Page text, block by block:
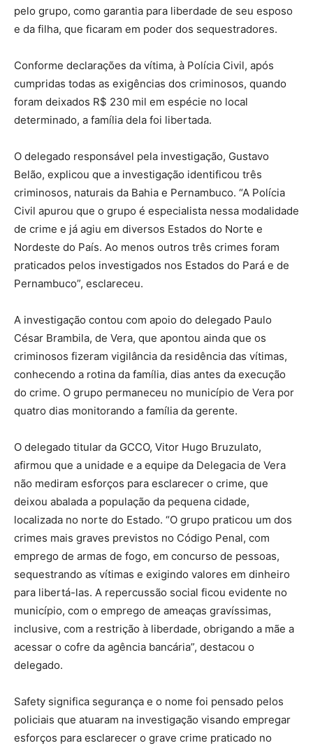
pelo grupo, como garantia para liberdade de seu esposo
e da filha, que ficaram em poder dos sequestradores.
Conforme declarações da vítima, à Polícia Civil, após
cumpridas todas as exigências dos criminosos, quando
foram deixados R$ 230 mil em espécie no local
determinado, a família dela foi libertada.
O delegado responsável pela investigação, Gustavo
Belão, explicou que a investigação identificou três
criminosos, naturais da Bahia e Pernambuco. “A Polícia
Civil apurou que o grupo é especialista nessa modalidade
de crime e já agiu em diversos Estados do Norte e
Nordeste do País. Ao menos outros três crimes foram
praticados pelos investigados nos Estados do Pará e de
Pernambuco”, esclareceu.
A investigação contou com apoio do delegado Paulo
César Brambila, de Vera, que apontou ainda que os
criminosos fizeram vigilância da residência das vítimas,
conhecendo a rotina da família, dias antes da execução
do crime. O grupo permaneceu no município de Vera por
quatro dias monitorando a família da gerente.
O delegado titular da GCCO, Vitor Hugo Bruzulato,
afirmou que a unidade e a equipe da Delegacia de Vera
não mediram esforços para esclarecer o crime, que
deixou abalada a população da pequena cidade,
localizada no norte do Estado. “O grupo praticou um dos
crimes mais graves previstos no Código Penal, com
emprego de armas de fogo, em concurso de pessoas,
sequestrando as vítimas e exigindo valores em dinheiro
para libertá-las. A repercussão social ficou evidente no
município, com o emprego de ameaças gravíssimas,
inclusive, com a restrição à liberdade, obrigando a mãe a
acessar o cofre da agência bancária”, destacou o
delegado.
Safety significa segurança e o nome foi pensado pelos
policiais que atuaram na investigação visando empregar
esforços para esclarecer o grave crime praticado no